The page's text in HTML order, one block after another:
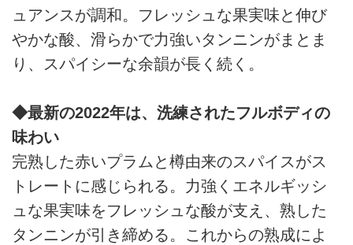
ュアンスが調和。フレッシュな果実味と伸び
やかな酸、滑らかで力強いタンニンがまとま
り、スパイシーな余韻が長く続く。
◆最新の2022年は、洗練されたフルボディの
味わい
完熟した赤いプラムと樽由来のスパイスがス
トレートに感じられる。力強くエネルギッシ
ュな果実味をフレッシュな酸が支え、熟した
タンニンが引き締める。これからの熟成によ